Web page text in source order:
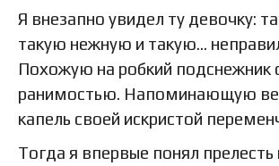
Я внезапно увидел ту девочку:
такую нежную и такую…
Похожую на робкий подснежник
ранимостью. Напоминающую
капель своей искристой
Тогда я впервые понял прелесть